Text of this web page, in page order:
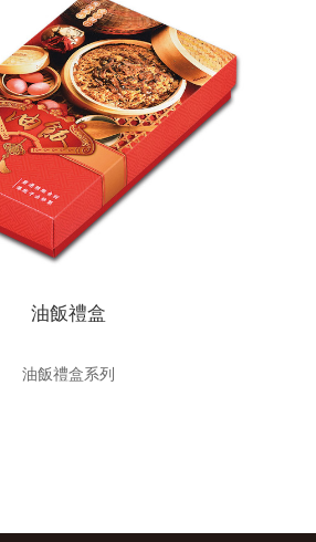
油飯禮盒
油飯禮盒系列